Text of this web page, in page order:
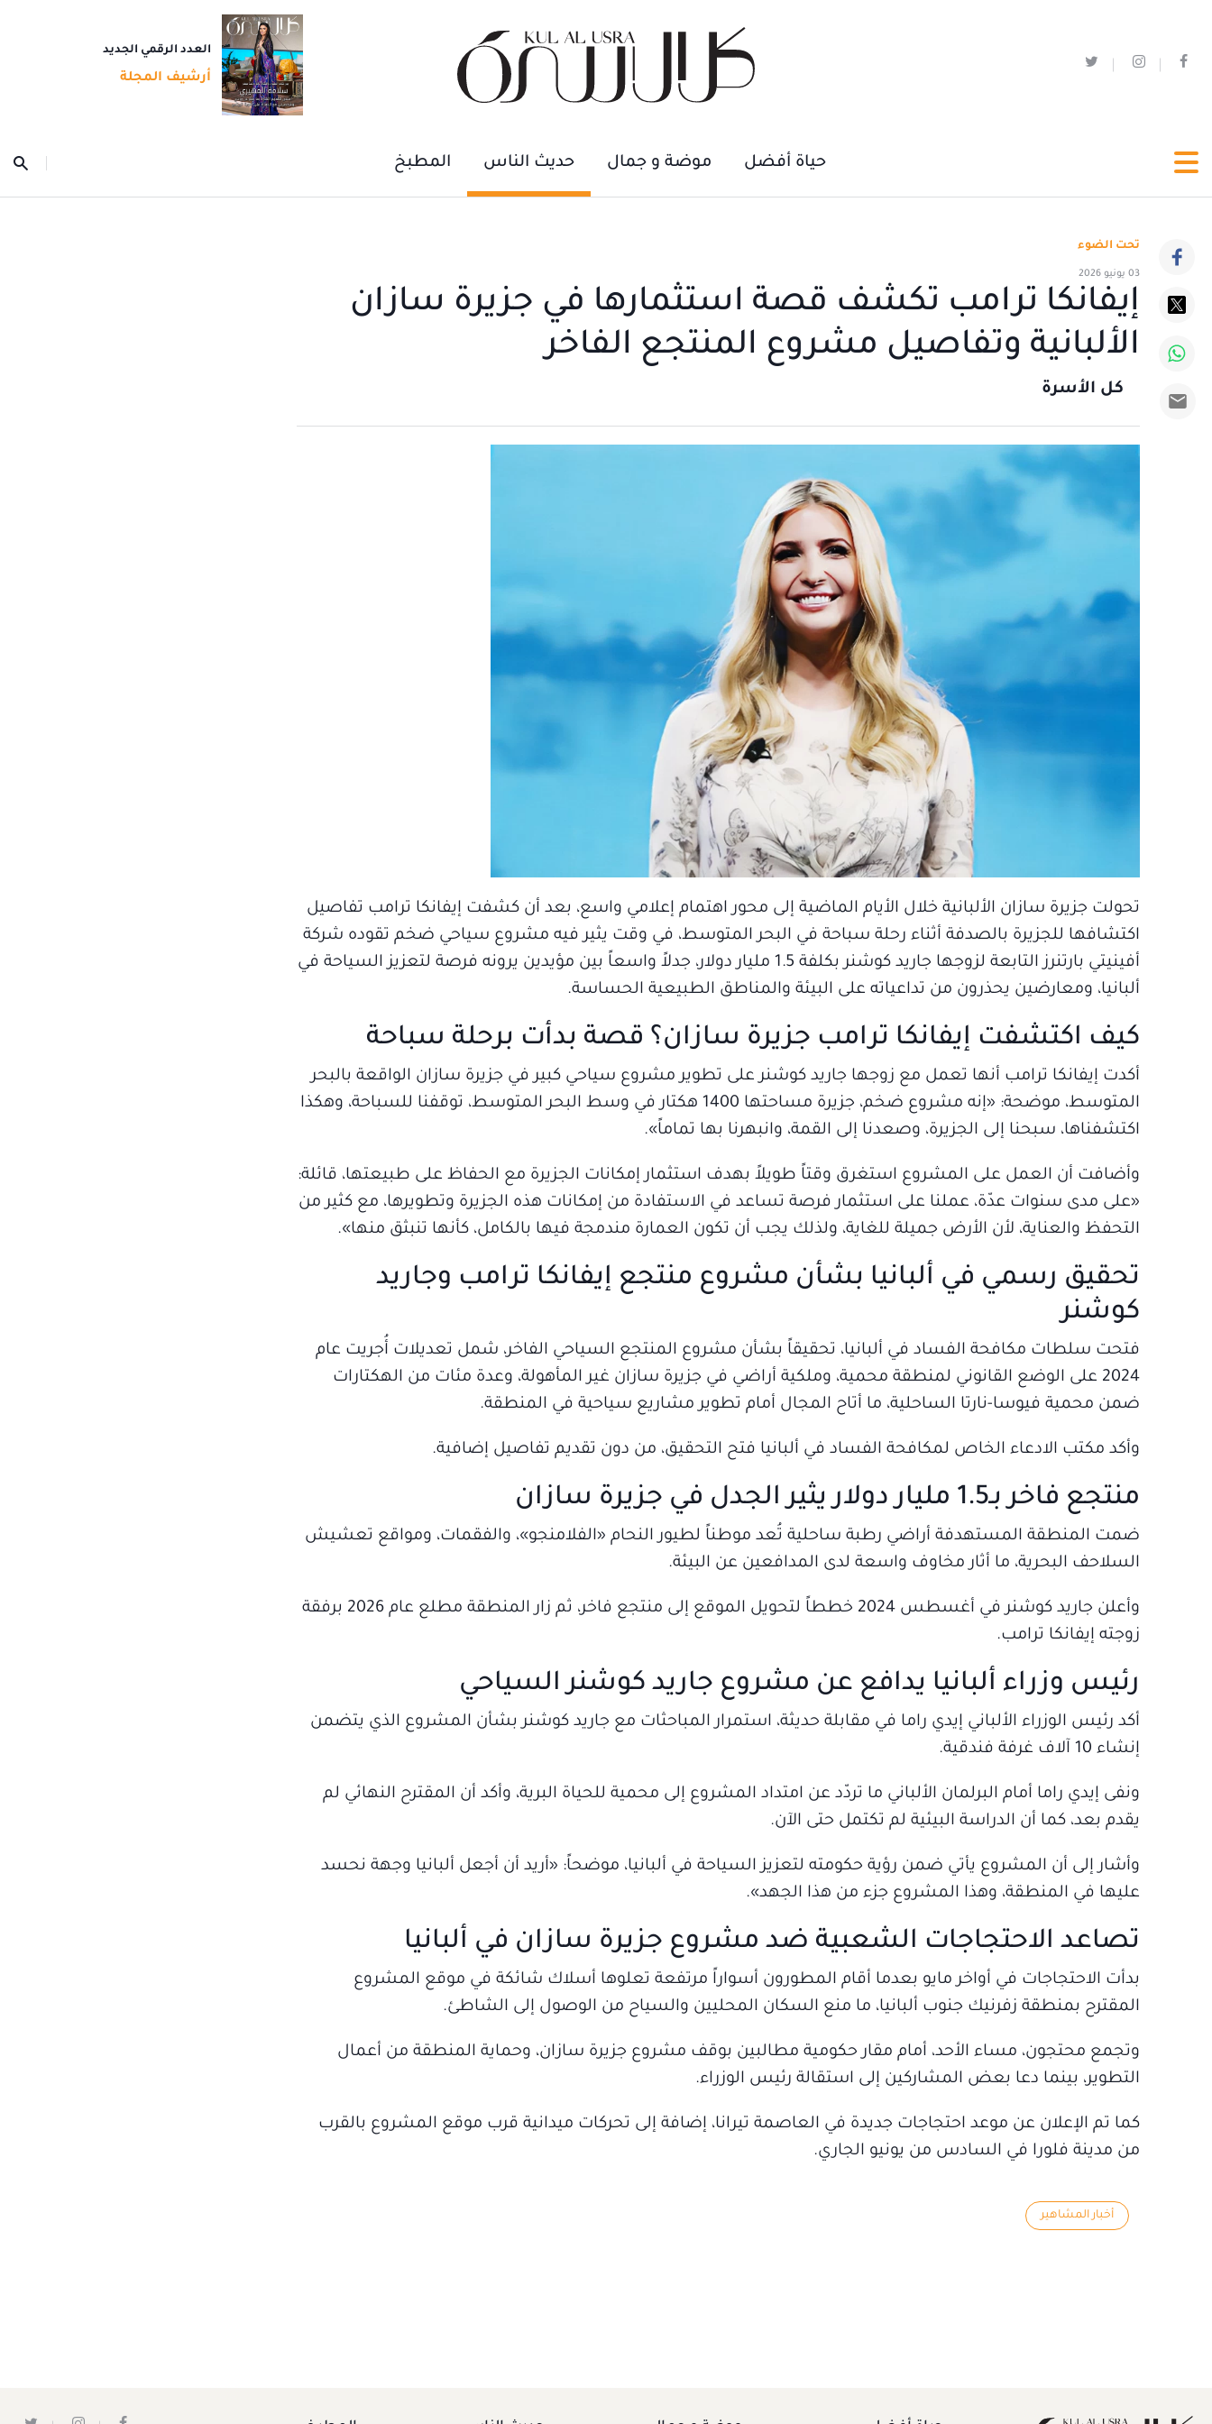
العدد الرقمي الجديد
أرشيف المجلة
حياة أفضل موضة و جمال حديث الناس المطبخ
تحت الضوء
03 يونيو 2026
إيفانكا ترامب تكشف قصة استثمارها في جزيرة سازان
الألبانية وتفاصيل مشروع المنتجع الفاخر
كل الأسرة
تحولت جزيرة سازان الألبانية خلال الأيام الماضية إلى محور اهتمام إعلامي واسع، بعد أن كشفت إيفانكا ترامب تفاصيل
اكتشافها للجزيرة بالصدفة أثناء رحلة سباحة في البحر المتوسط، في وقت يثير فيه مشروع سياحي ضخم تقوده شركة
أفينيتي بارتنرز التابعة لزوجها جاريد كوشنر بكلفة 1.5 مليار دولار، جدلاً واسعاً بين مؤيدين يرونه فرصة لتعزيز السياحة في
ألبانيا، ومعارضين يحذرون من تداعياته على البيئة والمناطق الطبيعية الحساسة.
كيف اكتشفت إيفانكا ترامب جزيرة سازان؟ قصة بدأت برحلة سباحة
أكدت إيفانكا ترامب أنها تعمل مع زوجها جاريد كوشنر على تطوير مشروع سياحي كبير في جزيرة سازان الواقعة بالبحر
المتوسط، موضحة: «إنه مشروع ضخم، جزيرة مساحتها 1400 هكتار في وسط البحر المتوسط، توقفنا للسباحة، وهكذا
اكتشفناها، سبحنا إلى الجزيرة، وصعدنا إلى القمة، وانبهرنا بها تماماً».
وأضافت أن العمل على المشروع استغرق وقتاً طويلاً بهدف استثمار إمكانات الجزيرة مع الحفاظ على طبيعتها، قائلة:
«على مدى سنوات عدّة، عملنا على استثمار فرصة تساعد في الاستفادة من إمكانات هذه الجزيرة وتطويرها، مع كثير من
التحفظ والعناية، لأن الأرض جميلة للغاية، ولذلك يجب أن تكون العمارة مندمجة فيها بالكامل، كأنها تنبثق منها».
تحقيق رسمي في ألبانيا بشأن مشروع منتجع إيفانكا ترامب وجاريد
كوشنر
فتحت سلطات مكافحة الفساد في ألبانيا، تحقيقاً بشأن مشروع المنتجع السياحي الفاخر، شمل تعديلات أُجريت عام
2024 على الوضع القانوني لمنطقة محمية، وملكية أراضي في جزيرة سازان غير المأهولة، وعدة مئات من الهكتارات
ضمن محمية فيوسا-نارتا الساحلية، ما أتاح المجال أمام تطوير مشاريع سياحية في المنطقة.
وأكد مكتب الادعاء الخاص لمكافحة الفساد في ألبانيا فتح التحقيق، من دون تقديم تفاصيل إضافية.
منتجع فاخر بـ1.5 مليار دولار يثير الجدل في جزيرة سازان
ضمت المنطقة المستهدفة أراضي رطبة ساحلية تُعد موطناً لطيور النحام «الفلامنجو»، والفقمات، ومواقع تعشيش
السلاحف البحرية، ما أثار مخاوف واسعة لدى المدافعين عن البيئة.
وأعلن جاريد كوشنر في أغسطس 2024 خططاً لتحويل الموقع إلى منتجع فاخر، ثم زار المنطقة مطلع عام 2026 برفقة
زوجته إيفانكا ترامب.
رئيس وزراء ألبانيا يدافع عن مشروع جاريد كوشنر السياحي
أكد رئيس الوزراء الألباني إيدي راما في مقابلة حديثة، استمرار المباحثات مع جاريد كوشنر بشأن المشروع الذي يتضمن
إنشاء 10 آلاف غرفة فندقية.
ونفى إيدي راما أمام البرلمان الألباني ما تردّد عن امتداد المشروع إلى محمية للحياة البرية، وأكد أن المقترح النهائي لم
يقدم بعد، كما أن الدراسة البيئية لم تكتمل حتى الآن.
وأشار إلى أن المشروع يأتي ضمن رؤية حكومته لتعزيز السياحة في ألبانيا، موضحاً: «أريد أن أجعل ألبانيا وجهة نحسد
عليها في المنطقة، وهذا المشروع جزء من هذا الجهد».
تصاعد الاحتجاجات الشعبية ضد مشروع جزيرة سازان في ألبانيا
بدأت الاحتجاجات في أواخر مايو بعدما أقام المطورون أسواراً مرتفعة تعلوها أسلاك شائكة في موقع المشروع
المقترح بمنطقة زفرنيك جنوب ألبانيا، ما منع السكان المحليين والسياح من الوصول إلى الشاطئ.
وتجمع محتجون، مساء الأحد، أمام مقار حكومية مطالبين بوقف مشروع جزيرة سازان، وحماية المنطقة من أعمال
التطوير، بينما دعا بعض المشاركين إلى استقالة رئيس الوزراء.
كما تم الإعلان عن موعد احتجاجات جديدة في العاصمة تيرانا، إضافة إلى تحركات ميدانية قرب موقع المشروع بالقرب
من مدينة فلورا في السادس من يونيو الجاري.
أخبار المشاهير